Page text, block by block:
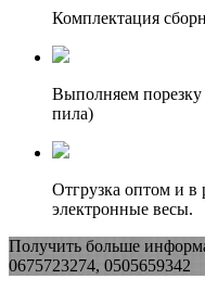
Комплектация
Выполняем порезку
пила)
Отгрузка оптом и в
электронные весы.
Получить больше
0675723274, 0505659342